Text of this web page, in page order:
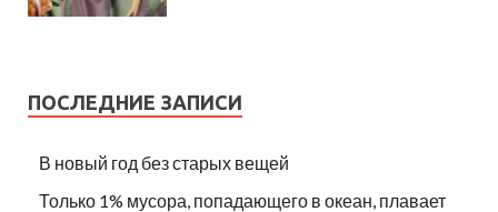
ПОСЛЕДНИЕ ЗАПИСИ
В новый год без старых вещей
Только 1% мусора, попадающего в океан, плавает